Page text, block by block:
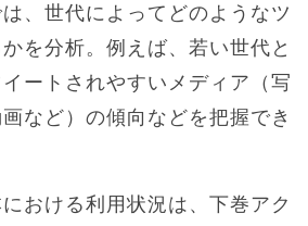
、世代によってどのようなツ
を分析。例えば、若い世代と
ートされやすいメディア（写
など）の傾向などを把握でき
おける利用状況は、下巻アク